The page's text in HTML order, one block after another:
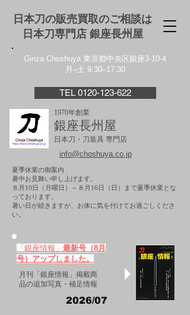
日本刀の販売買取のご相談は
日本刀専門店 銀座⻑州屋
Ginza Choshuya 東京都中央区銀座3-10-4
月–土 9:30–17:30
TEL 0120-123-622
1970年創業
銀座長州屋
日本刀・刀装具 専門店
info@choshuya.co.jp
夏季休業の御案内
暑中お見舞い申し上げます。
８月10日（月曜日）～８月16日（日）まで夏季休業とな
っております。
​暑い日が続きますが、お体に気を付けてお過ごしくださ
い。
「銀座情報」 最新号（8月
号）アップしました。
月刊「銀座情報」掲載商
品の追加写真・補足情報
2026/07